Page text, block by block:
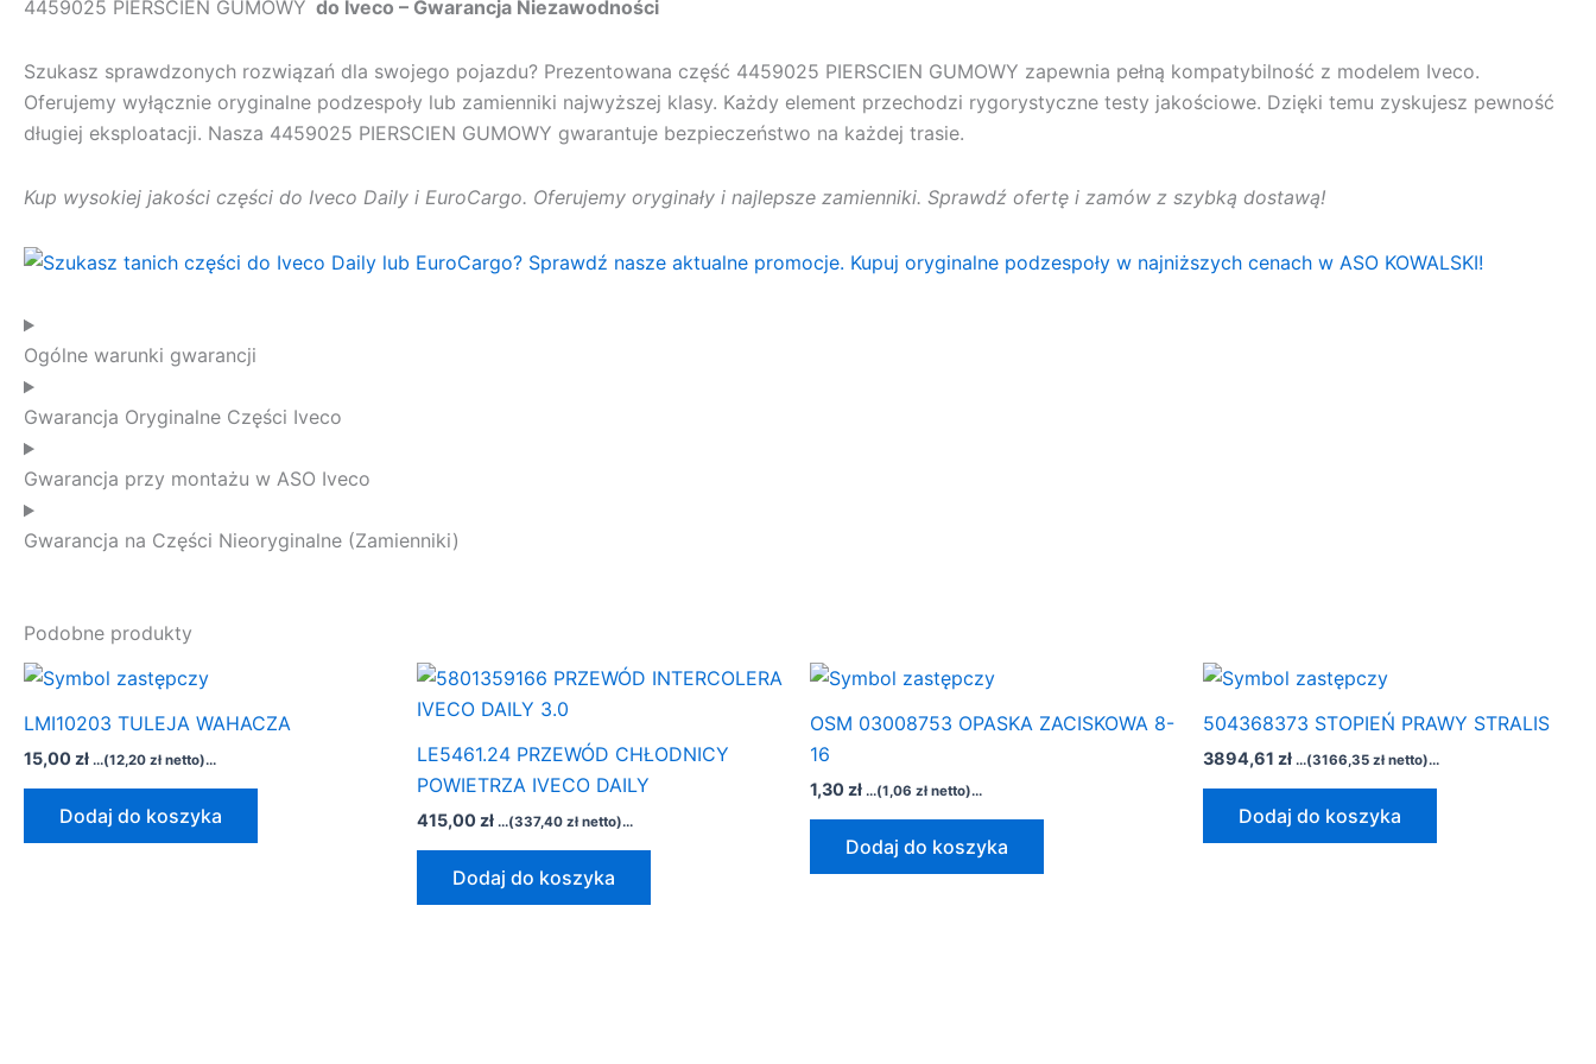
4459025 PIERSCIEN GUMOWY do Iveco – Gwarancja Niezawodności
Szukasz sprawdzonych rozwiązań dla swojego pojazdu? Prezentowana część 4459025 PIERSCIEN GUMOWY zapewnia pełną kompatybilność z modelem Iveco.
Oferujemy wyłącznie oryginalne podzespoły lub zamienniki najwyższej klasy. Każdy element przechodzi rygorystyczne testy jakościowe. Dzięki temu zyskujesz pewność
długiej eksploatacji. Nasza 4459025 PIERSCIEN GUMOWY gwarantuje bezpieczeństwo na każdej trasie.
Kup wysokiej jakości części do Iveco Daily i EuroCargo. Oferujemy oryginały i najlepsze zamienniki. Sprawdź ofertę i zamów z szybką dostawą!
Ogólne warunki gwarancji
Gwarancja Oryginalne Części Iveco
Gwarancja przy montażu w ASO Iveco
Gwarancja na Części Nieoryginalne (Zamienniki)
Podobne produkty
LMI10203 TULEJA WAHACZA
15,00 zł ...(12,20 zł netto)...
Dodaj do koszyka
LE5461.24 PRZEWÓD CHŁODNICY
POWIETRZA IVECO DAILY
415,00 zł ...(337,40 zł netto)...
Dodaj do koszyka
OSM 03008753 OPASKA ZACISKOWA 8-
16
1,30 zł ...(1,06 zł netto)...
Dodaj do koszyka
504368373 STOPIEŃ PRAWY STRALIS
3894,61 zł ...(3166,35 zł netto)...
Dodaj do koszyka